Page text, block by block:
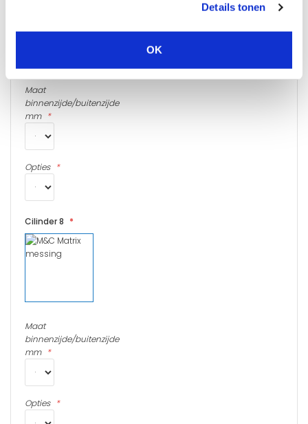
Details tonen
OK
Maat
binnenzijde/buitenzijde
mm
Opties
Cilinder 8
Maat
binnenzijde/buitenzijde
mm
Opties